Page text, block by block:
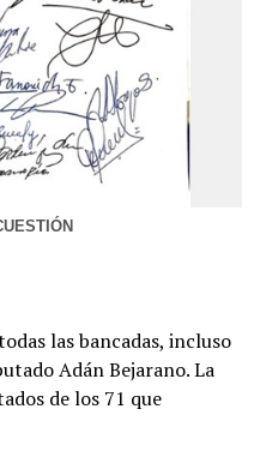
las bancadas, incluso
Adán Bejarano. La
de los 71 que